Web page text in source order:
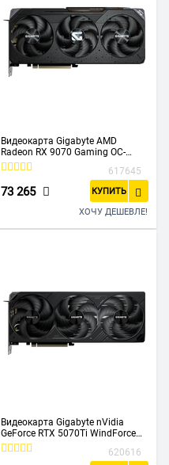
Видеокарта Gigabyte AMD
Radeon RX 9070 Gaming OC-
16GD (GV-R9070Gaming OC-
617645
73 265 КУПИТЬ
ХОЧУ ДЕШЕВЛЕ!
Видеокарта Gigabyte nVidia
GeForce RTX 5070Ti WindForce
OC SFF 16Gb (GV-N507TWF3OC-
620616